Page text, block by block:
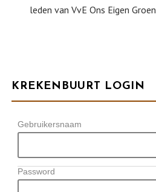
leden van VvE Ons Eigen Groen
KREKENBUURT LOGIN
Gebruikersnaam
Password